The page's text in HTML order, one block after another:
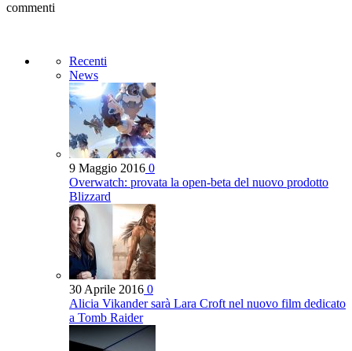
commenti
Recenti
News
9 Maggio 2016 0
Overwatch: provata la open-beta del nuovo prodotto
Blizzard
30 Aprile 2016 0
Alicia Vikander sarà Lara Croft nel nuovo film dedicato
a Tomb Raider